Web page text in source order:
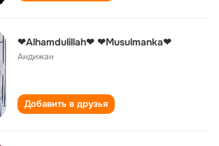
❤Alhamdulillah❤ ❤Musulmanka❤
Андижан
Добавить в друзья